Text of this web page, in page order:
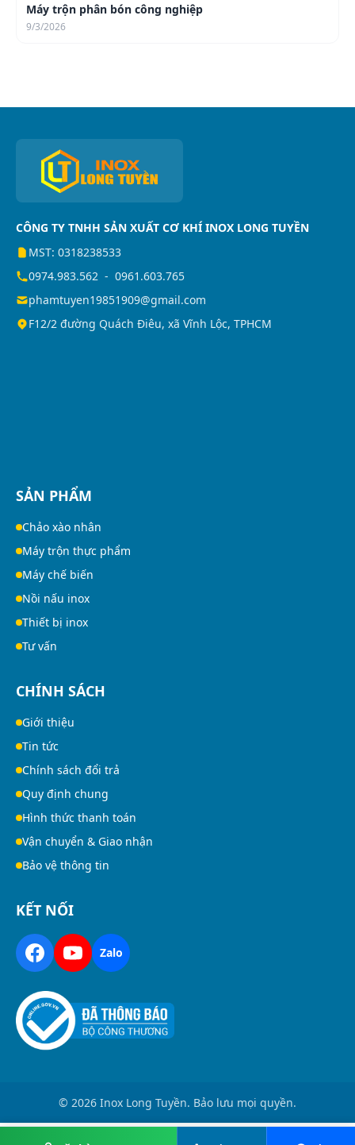
Máy trộn phân bón công nghiệp
9/3/2026
CÔNG TY TNHH SẢN XUẤT CƠ KHÍ INOX LONG TUYỀN
MST: 0318238533
0974.983.562 - 0961.603.765
phamtuyen19851909@gmail.com
F12/2 đường Quách Điêu, xã Vĩnh Lộc, TPHCM
SẢN PHẨM
Chảo xào nhân
Máy trộn thực phẩm
Máy chế biến
Nồi nấu inox
Thiết bị inox
Tư vấn
CHÍNH SÁCH
Giới thiệu
Tin tức
Chính sách đổi trả
Quy định chung
Hình thức thanh toán
Vận chuyển & Giao nhận
Bảo vệ thông tin
KẾT NỐI
Zalo
© 2026 Inox Long Tuyền. Bảo lưu mọi quyền.